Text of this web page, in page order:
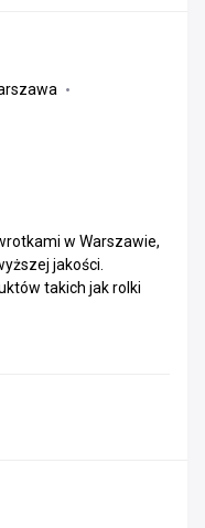
w Warszawie,
jakości.
takich jak rolki